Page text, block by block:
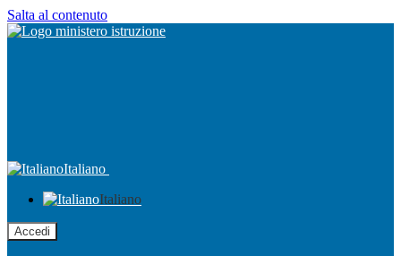
Salta al contenuto
Italiano
Italiano
Accedi